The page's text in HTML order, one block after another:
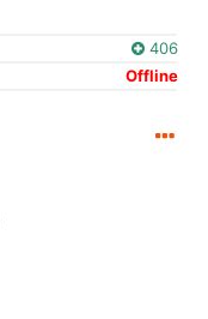
406
Offline